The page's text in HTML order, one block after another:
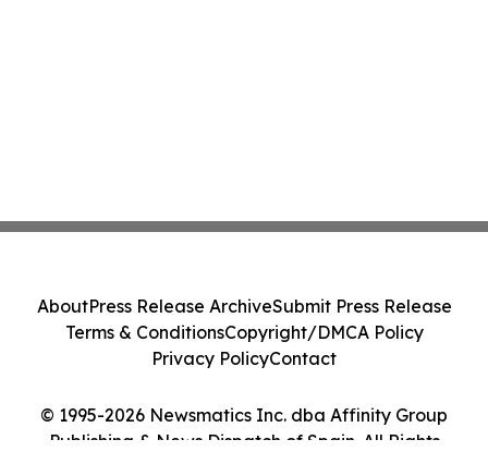
© 1995-2026 Newsmatics Inc. dba Affinity Group
Publishing & News Dispatch of Spain. All Rights
AboutPress Release ArchiveSubmit Press Release
Terms & ConditionsCopyright/DMCA Policy
Privacy PolicyContact